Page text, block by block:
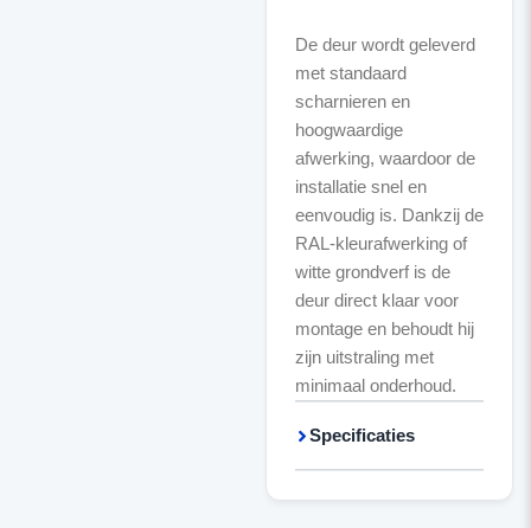
De deur wordt geleverd
met standaard
scharnieren en
hoogwaardige
afwerking, waardoor de
installatie snel en
eenvoudig is. Dankzij de
RAL-kleurafwerking of
witte grondverf is de
deur direct klaar voor
montage en behoudt hij
zijn uitstraling met
minimaal onderhoud.
Specificaties